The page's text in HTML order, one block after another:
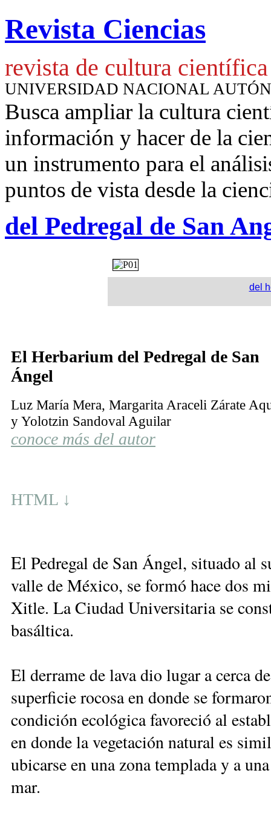
Revista Ciencias
revista de cultura científica
UNIVERSIDAD NACIONAL
Busca ampliar la cultura
información y hacer de la
un instrumento para el
puntos de vista desde la
del Pedregal de San
del
El Herbarium del Pedregal de San
Ángel
Luz María Mera, Margarita Araceli Zá­rate
y Yolotzin Sandoval Aguilar
conoce más del autor
HTML ↓
El Pedregal de San Ángel, situado al
valle de México, se formó hace dos
Xitle. La Ciudad Universitaria se
basáltica.
El derrame de lava dio lugar a cerca
superficie rocosa en donde se
condición ecológica favoreció al
en donde la vegetación natural es
ubicarse en una zona templada y a
mar.